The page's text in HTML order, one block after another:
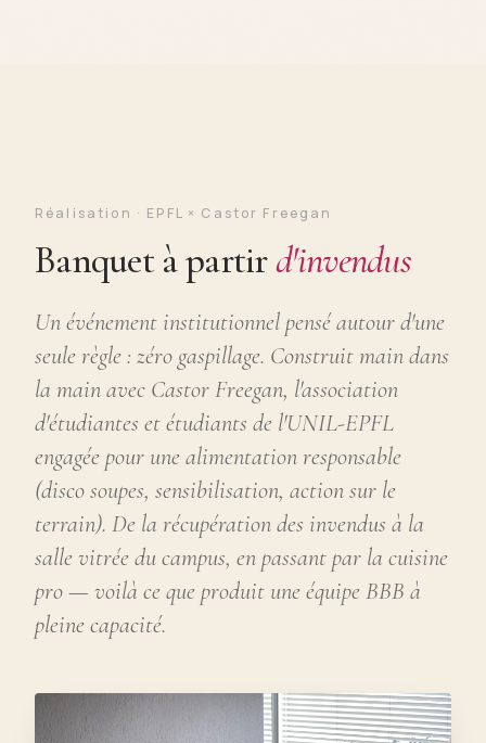
Réalisation · EPFL × Castor Freegan
Banquet à partird'invendus
Un événement institutionnel pensé autour d'une
seule règle : zéro gaspillage. Construit main dans
la main avec Castor Freegan, l'association
d'étudiantes et étudiants de l'UNIL-EPFL
engagée pour une alimentation responsable
(disco soupes, sensibilisation, action sur le
terrain). De la récupération des invendus à la
salle vitrée du campus, en passant par la cuisine
pro — voilà ce que produit une équipe BBB à
pleine capacité.